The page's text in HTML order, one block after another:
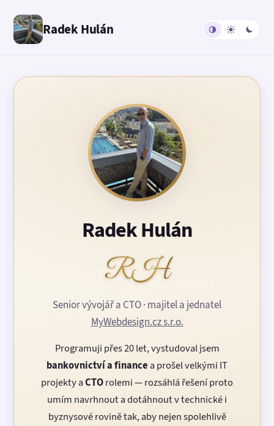
Radek Hulán
Radek Hulán
RH
Senior vývojář a CTO · majitel a jednatel
MyWebdesign.cz s.r.o.
Programuji přes 20 let, vystudoval jsem
bankovnictví a finance a prošel velkými IT
projekty aCTOrolemi — rozsáhlá řešení proto
umím navrhnout a dotáhnout v technické i
byznysové rovině tak, aby nejen spolehlivě